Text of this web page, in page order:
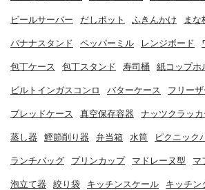
ビールサーバー だしポット ふきんかけ まな
バナナスタンド ペッパーミル レンジボード
包丁ケース 包丁スタンド 寿司桶 紙コップホ
ビルトインガスコンロ バターケース フリー
ブレッドケース 真空保存容器 ナッツクラッカ
蒸し器 鰹節削り器 弁当箱 水筒 ピクニック
ランチバッグ プリンカップ マドレーヌ型 マ
泡立て器 絞り袋 キッチンスケール キッチン